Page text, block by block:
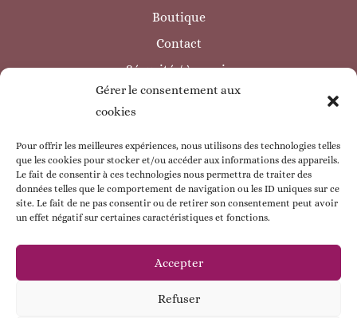
Gérer le consentement aux
cookies
Pour offrir les meilleures expériences, nous utilisons des technologies telles
que les cookies pour stocker et/ou accéder aux informations des appareils.
Le fait de consentir à ces technologies nous permettra de traiter des
données telles que le comportement de navigation ou les ID uniques sur ce
site. Le fait de ne pas consentir ou de retirer son consentement peut avoir
un effet négatif sur certaines caractéristiques et fonctions.
Accepter
Refuser
Boutique
Contact
Sécurité / à savoir
INFORMATIONS LÉGALES
Mentions légales
Politique de confidentialité
Politique de cookie
CGV
ESPACE CLIENT
Mon compte
Mes coordonnées